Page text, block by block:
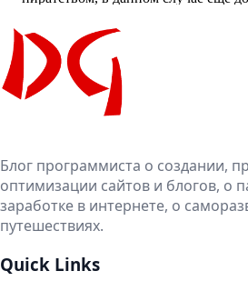
Блог программиста о создании,
оптимизации сайтов и блогов, о
заработке в интернете, о
путешествиях.
Quick Links